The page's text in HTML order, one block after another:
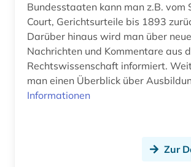
Bundesstaaten kann man z.B. vom
Court, Gerichtsurteile bis 1893
Darüber hinaus wird man über
Nachrichten und Kommentare aus
Rechtswissenschaft informiert.
man einen Überblick über
Informationen
Zur